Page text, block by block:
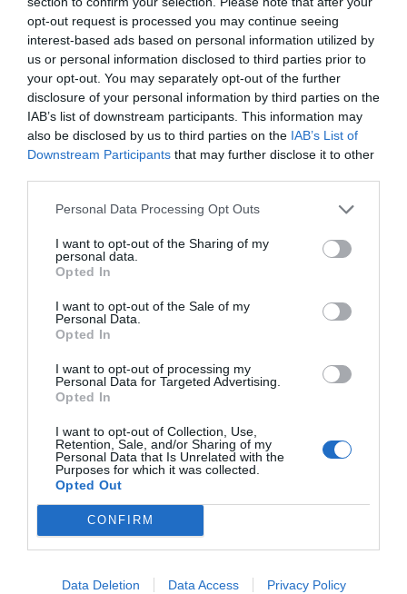
opt-out request is processed you may continue seeing
interest-based ads based on personal information utilized by
us or personal information disclosed to third parties prior to
your opt-out. You may separately opt-out of the further
disclosure of your personal information by third parties on the
IAB’s list of downstream participants. This information may
also be disclosed by us to third parties on the IAB’s List of
Downstream Participants that may further disclose it to other
Personal Data Processing Opt Outs
I want to opt-out of the Sharing of my
personal data.
Opted In
I want to opt-out of the Sale of my
Personal Data.
Opted In
I want to opt-out of processing my
Personal Data for Targeted Advertising.
Opted In
I want to opt-out of Collection, Use,
Retention, Sale, and/or Sharing of my
Personal Data that Is Unrelated with the
Purposes for which it was collected.
Opted Out
CONFIRM
Data Deletion Data Access Privacy Policy